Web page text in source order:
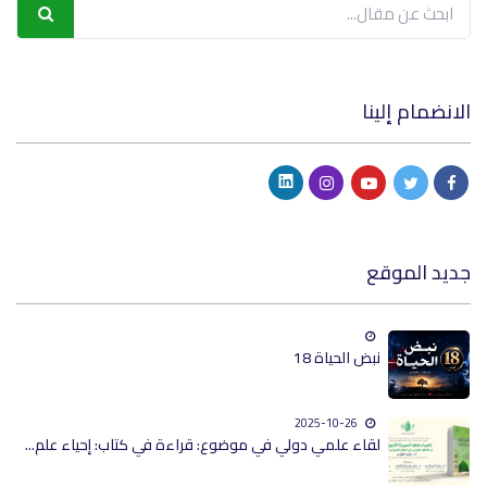
الانضمام إلينا
جديد الموقع
نبض الحياة 18
لقاء علمي دولي في موضوع: قراءة في كتاب: إحياء علم...